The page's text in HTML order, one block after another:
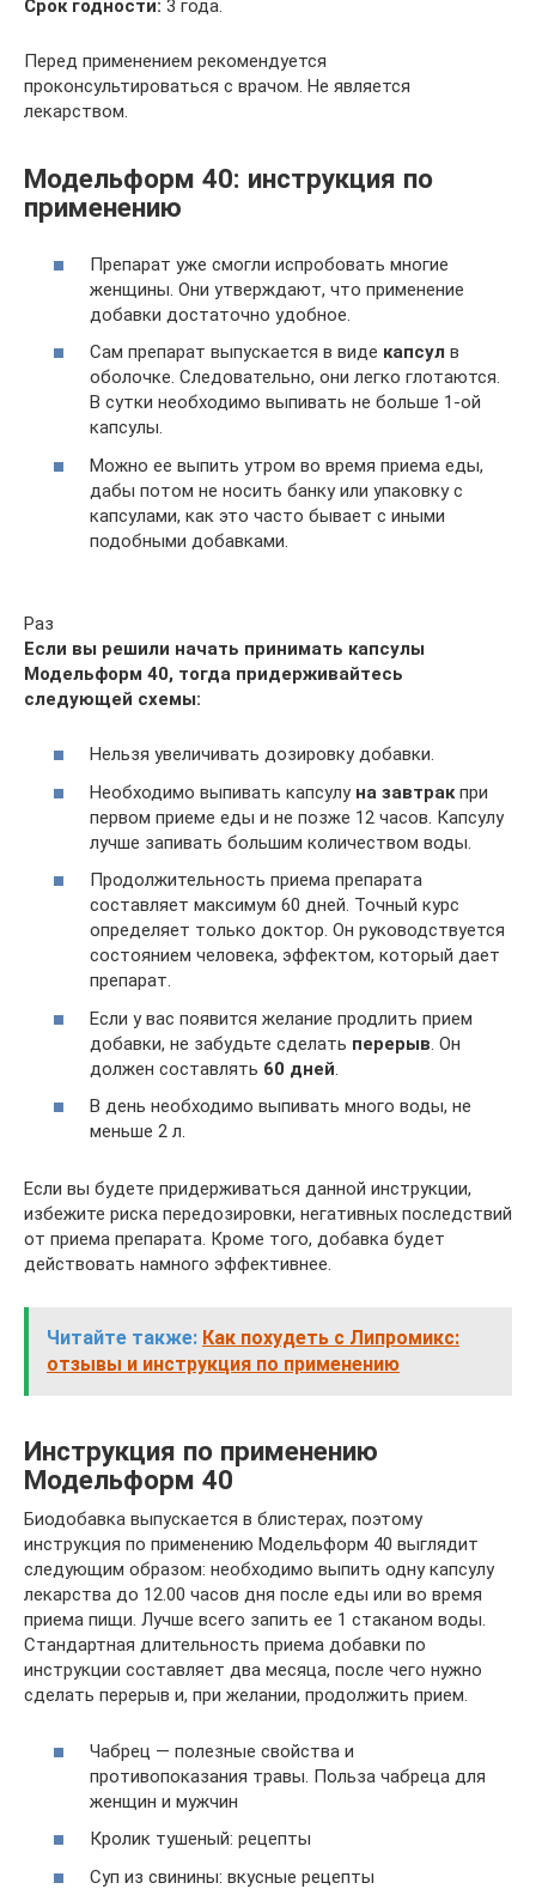
Срок годности: 3 года.
Перед применением рекомендуется
проконсультироваться с врачом. Не является
лекарством.
Модельформ 40: инструкция по
применению
Препарат уже смогли испробовать многие
женщины. Они утверждают, что применение
добавки достаточно удобное.
Сам препарат выпускается в виде капсул в
оболочке. Следовательно, они легко глотаются.
В сутки необходимо выпивать не больше 1-ой
капсулы.
Можно ее выпить утром во время приема еды,
дабы потом не носить банку или упаковку с
капсулами, как это часто бывает с иными
подобными добавками.
Раз
Если вы решили начать принимать капсулы
Модельформ 40, тогда придерживайтесь
следующей схемы:
Нельзя увеличивать дозировку добавки.
Необходимо выпивать капсулу на завтракпри
первом приеме еды и не позже 12 часов. Капсулу
лучше запивать большим количеством воды.
Продолжительность приема препарата
составляет максимум 60 дней. Точный курс
определяет только доктор. Он руководствуется
состоянием человека, эффектом, который дает
препарат.
Если у вас появится желание продлить прием
добавки, не забудьте сделать перерыв. Он
должен составлять 60 дней.
В день необходимо выпивать много воды, не
меньше 2 л.
Если вы будете придерживаться данной инструкции,
избежите риска передозировки, негативных последствий
от приема препарата. Кроме того, добавка будет
действовать намного эффективнее.
Читайте также: Как похудеть с Липромикс:
отзывы и инструкция по применению
Инструкция по применению
Модельформ 40
Биодобавка выпускается в блистерах, поэтому
инструкция по применению Модельформ 40 выглядит
следующим образом: необходимо выпить одну капсулу
лекарства до 12.00 часов дня после еды или во время
приема пищи. Лучше всего запить ее 1 стаканом воды.
Стандартная длительность приема добавки по
инструкции составляет два месяца, после чего нужно
сделать перерыв и, при желании, продолжить прием.
Чабрец — полезные свойства и
противопоказания травы. Польза чабреца для
женщин и мужчин
Кролик тушеный: рецепты
Суп из свинины: вкусные рецепты